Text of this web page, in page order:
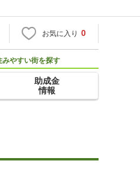
お気に入り 0
みやすい街を探す
助成金
情報